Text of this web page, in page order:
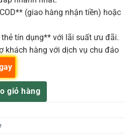
(giao hàng nhận tiền) hoặc
tín dụng** với lãi suất ưu đãi.
khách hàng với dịch vụ chu đáo
Công Suất số lượng
giỏ hàng